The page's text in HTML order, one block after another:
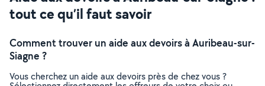
tout ce qu’il faut savoir
Comment trouver un aide aux devoirs à Auribeau-sur-
Siagne ?
Vous cherchez un aide aux devoirs près de chez vous ?